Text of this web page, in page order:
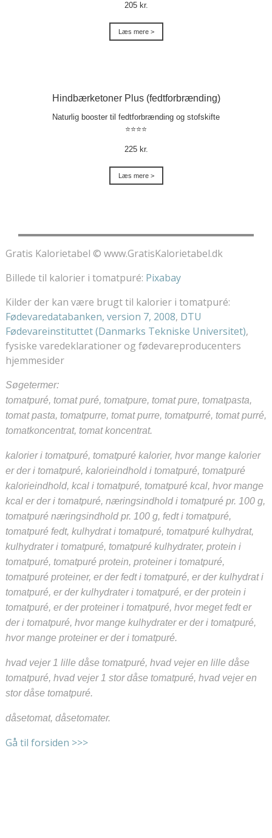
205 kr.
Læs mere >
Hindbærketoner Plus (fedtforbrænding)
Naturlig booster til fedtforbrænding og stofskifte
⭐⭐⭐⭐
225 kr.
Læs mere >
Gratis Kalorietabel © www.GratisKalorietabel.dk
Billede til kalorier i tomatpuré: Pixabay
Kilder der kan være brugt til kalorier i tomatpuré:
Fødevaredatabanken, version 7, 2008, DTU
Fødevareinstituttet (Danmarks Tekniske Universitet),
fysiske varedeklarationer og fødevareproducenters
hjemmesider
Søgetermer:
tomatpuré, tomat puré, tomatpure, tomat pure, tomatpasta,
tomat pasta, tomatpurre, tomat purre, tomatpurré, tomat purré,
tomatkoncentrat, tomat koncentrat.
kalorier i tomatpuré, tomatpuré kalorier, hvor mange kalorier
er der i tomatpuré, kalorieindhold i tomatpuré, tomatpuré
kalorieindhold, kcal i tomatpuré, tomatpuré kcal, hvor mange
kcal er der i tomatpuré, næringsindhold i tomatpuré pr. 100 g,
tomatpuré næringsindhold pr. 100 g, fedt i tomatpuré,
tomatpuré fedt, kulhydrat i tomatpuré, tomatpuré kulhydrat,
kulhydrater i tomatpuré, tomatpuré kulhydrater, protein i
tomatpuré, tomatpuré protein, proteiner i tomatpuré,
tomatpuré proteiner, er der fedt i tomatpuré, er der kulhydrat i
tomatpuré, er der kulhydrater i tomatpuré, er der protein i
tomatpuré, er der proteiner i tomatpuré, hvor meget fedt er
der i tomatpuré, hvor mange kulhydrater er der i tomatpuré,
hvor mange proteiner er der i tomatpuré.
hvad vejer 1 lille dåse tomatpuré, hvad vejer en lille dåse
tomatpuré, hvad vejer 1 stor dåse tomatpuré, hvad vejer en
stor dåse tomatpuré.
dåsetomat, dåsetomater.
Gå til forsiden >>>